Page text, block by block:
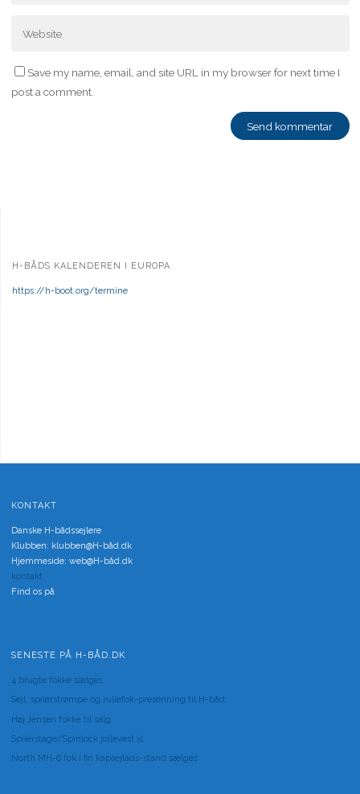
Save my name, email, and site URL in my browser for next time I
post a comment.
H-BÅDS KALENDEREN I EUROPA
https://h-boot.org/termine
KONTAKT
Danske H-bådssejlere
Klubben: klubben@H-båd.dk
Hjemmeside: web@H-båd.dk
kontakt
Find os på
SENESTE PÅ H-BÅD.DK
4 brugte fokke sælges
Sejl, spilerstrømpe og rullefok-presenning til H-båd:
Høj Jensen fokke til salg
Spilerstage/Spinlock jollevest xl
North MH-6 fok i fin kapsejlads-stand sælges